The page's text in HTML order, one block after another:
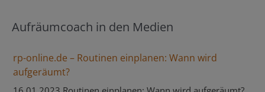
Am Ende ihrer Besuche kommt dann immer das fröhliche
Säcke mit Aussortiertem direkt loszuwerden. Das befreit
und erleichtert. Vielen Dank für die wirklich effktive Hilfe!“
doch eingestehen, dass dem nicht so ist/war. Ich
Homepage, sah einen Film und schrieb sie an. Sie meldete
sich direkt, und wir vereinbarten für fünf Tage später
einen Termin bei mir in meiner Wohnung. Tja, was soll ich
Aufräumcoach in den Medien
rp-online.de – Routinen einplanen: Wann wird
aufgeräumt?